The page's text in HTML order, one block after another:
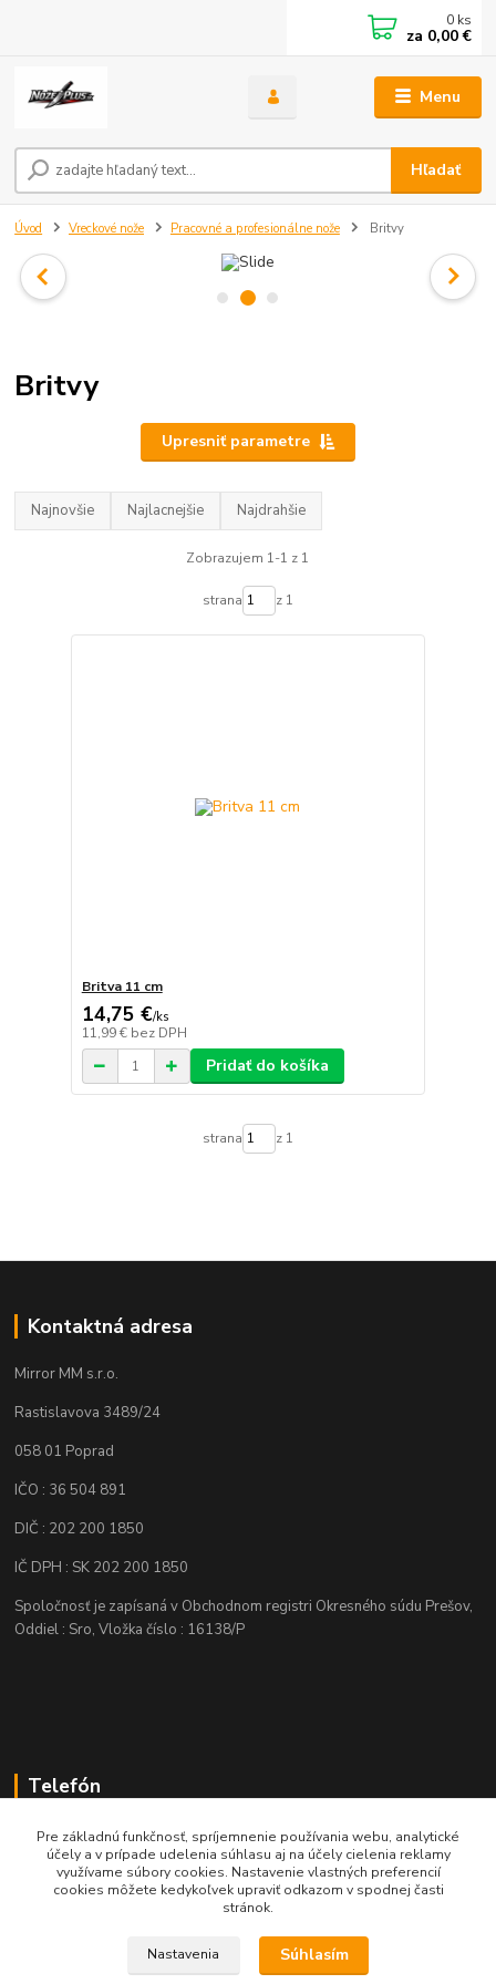
Menu
Hľadať
0 ks
za 0,00 €
Úvod Vreckové nože Pracovné a profesionálne nože Britvy
Britvy
Upresniť parametre
Najnovšie Najlacnejšie Najdrahšie
Zobrazujem 1-1 z 1
strana z 1
Britva 11 cm
14,75 €/ks
11,99 € bez DPH
Pridať do košíka
strana z 1
Kontaktná adresa
Mirror MM s.r.o.
Rastislavova 3489/24
058 01 Poprad
IČO : 36 504 891
DIČ : 202 200 1850
IČ DPH : SK 202 200 1850
Spoločnosť je zapísaná v Obchodnom registri Okresného súdu Prešov,
Oddiel : Sro, Vložka číslo : 16138/P
Telefón
+421 905 622 625
obchod@nozeplus.sk
Pre základnú funkčnosť, spríjemnenie používania webu, analytické
účely a v prípade udelenia súhlasu aj na účely cielenia reklamy
využívame súbory cookies. Nastavenie vlastných preferencií
cookies môžete kedykoľvek upraviť odkazom v spodnej časti
stránok.
Nastavenia Súhlasím